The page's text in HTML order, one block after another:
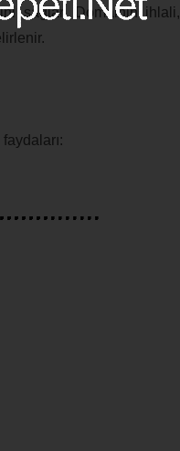
sağlar. Domainin ihlali,